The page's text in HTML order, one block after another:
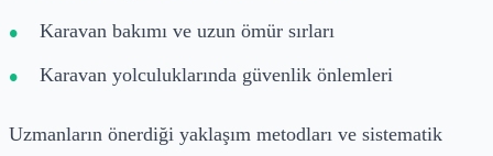
Karavan bakımı ve uzun ömür sırları
Karavan yolculuklarında güvenlik önlemleri
Uzmanların önerdiği yaklaşım metodları ve sistematik